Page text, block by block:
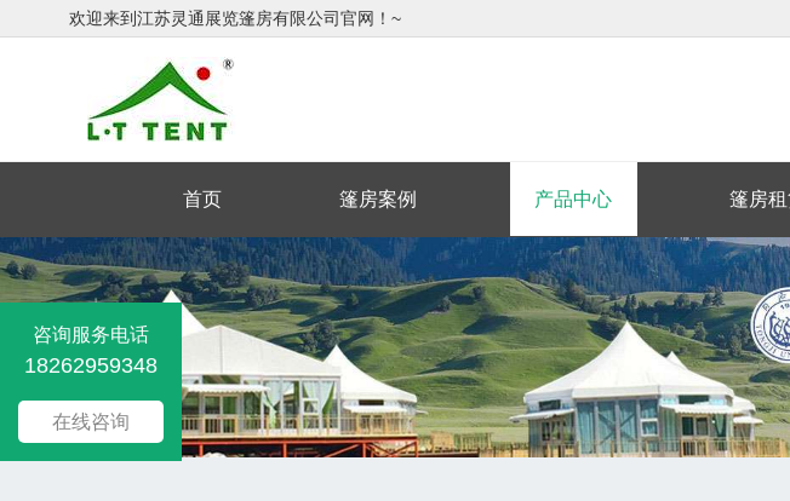
欢迎来到江苏灵通展览篷房有限公司官网！~
首页 篷房案例 产品中心 篷房
咨询服务电话
18262959348
在线咨询